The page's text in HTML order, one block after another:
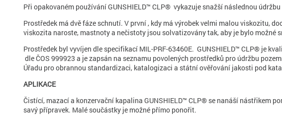
Při opakovaném používání GUNSHIELD™ CLP® vykazuje snažší následnou
Prostředek má dvě fáze schnutí. V první , kdy má výrobek velmi malou viskozitu,
viskozita naroste, mastnoty a nečistoty jsou solvatizovány tak, aby je bylo možné
Prostředek byl vyvíjen dle specifikací MIL-PRF-63460E. GUNSHIELD™ CLP® je
dle ČOS 999923 a je zapsán na seznamu povolených prostředků pro údržbu
Úřadu pro obrannou standardizaci, katalogizaci a státní ověřování jakosti pod
APLIKACE
Čistící, mazací a konzervační kapalina GUNSHIELD™ CLP® se nanáší nástřikem
savý přípravek. Malé součástky je možné přímo ponořit.